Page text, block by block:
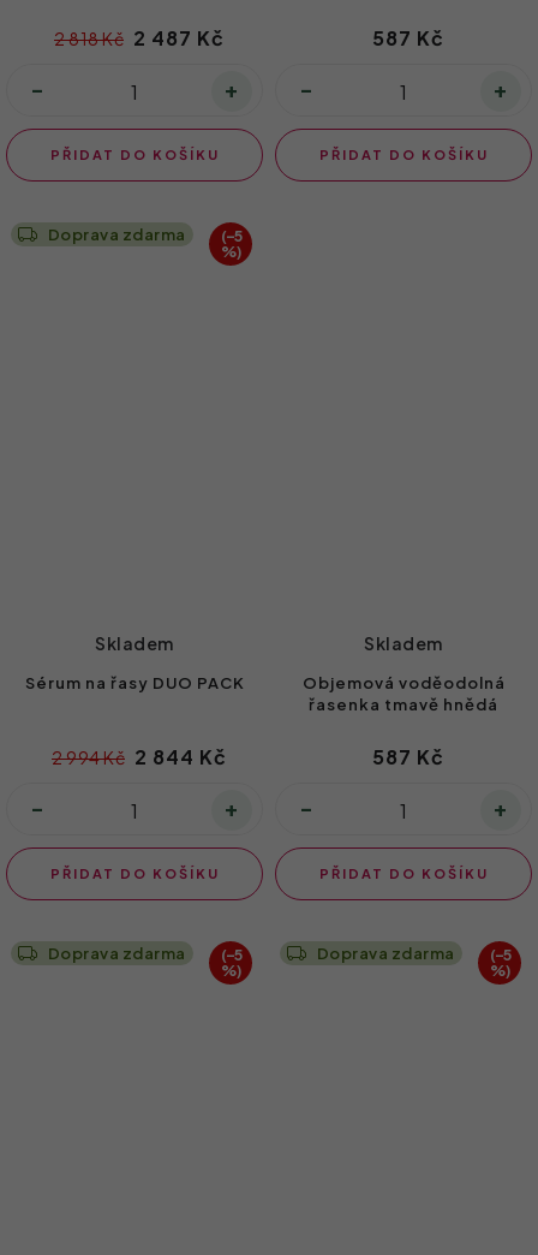
2 487 Kč
2 818 Kč
PŘIDAT DO KOŠÍKU
587 Kč
PŘIDAT DO KOŠÍKU
Doprava zdarma
Sérum na řasy DUO PACK
Skladem
2 844 Kč
2 994 Kč
(–5
%)
PŘIDAT DO KOŠÍKU
Objemová voděodolná
řasenka tmavě hnědá
Skladem
587 Kč
PŘIDAT DO KOŠÍKU
Doprava zdarma
(–5
%)
Doprava zdarma
(–5
%)